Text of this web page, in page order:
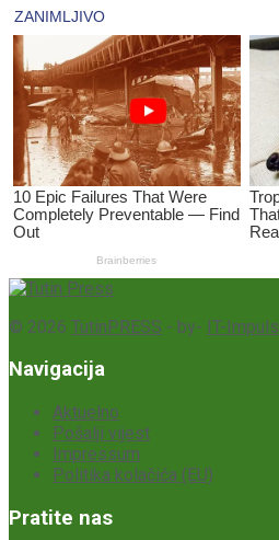
© 2026 TutinPRESS - by- IT-Impuls
Navigacija
Aktuelno
Pošalji vijest
Impressum
Politika kolačića (EU)
Pratite nas